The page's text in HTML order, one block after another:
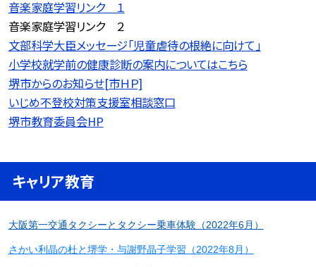
音楽家庭学習リンク １
音楽家庭学習リンク ２
文部科学大臣メッセージ「児童虐待の根絶に向けて」
小学校就学前の健康診断の案内についてはこちら
堺市からのお知らせ[市ＨＰ]
いじめ不登校対策支援室相談窓口
堺市教育委員会HP
キャリア教育
大阪第一交通タクシーとタクシー乗車体験（2022年6月）
さかい利晶の杜と堺学・与謝野晶子学習（2022年8月）